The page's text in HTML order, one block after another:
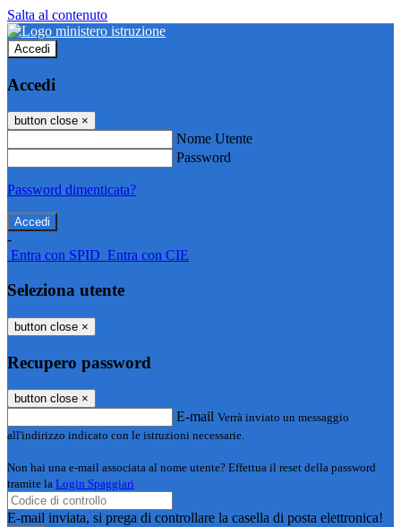
Salta al contenuto
Accedi
Accedi
button close ×
Nome Utente
Password
Password dimenticata?
-
Entra con SPID Entra con CIE
Seleziona utente
button close ×
Recupero password
button close ×
E-mail Verrà inviato un messaggio
all'indirizzo indicato con le istruzioni necessarie.
Non hai una e-mail associata al nome utente? Effettua il reset della password
tramite la Login Spaggiari
E-mail inviata, si prega di controllare la casella di posta elettronica!